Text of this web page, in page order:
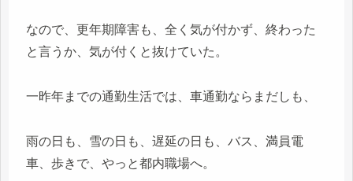
なので、更年期障害も、全く気が付かず、終わった
と言うか、気が付くと抜けていた。
一昨年までの通勤生活では、車通勤ならまだしも、
雨の日も、雪の日も、遅延の日も、バス、満員電
車、歩きで、やっと都内職場へ。